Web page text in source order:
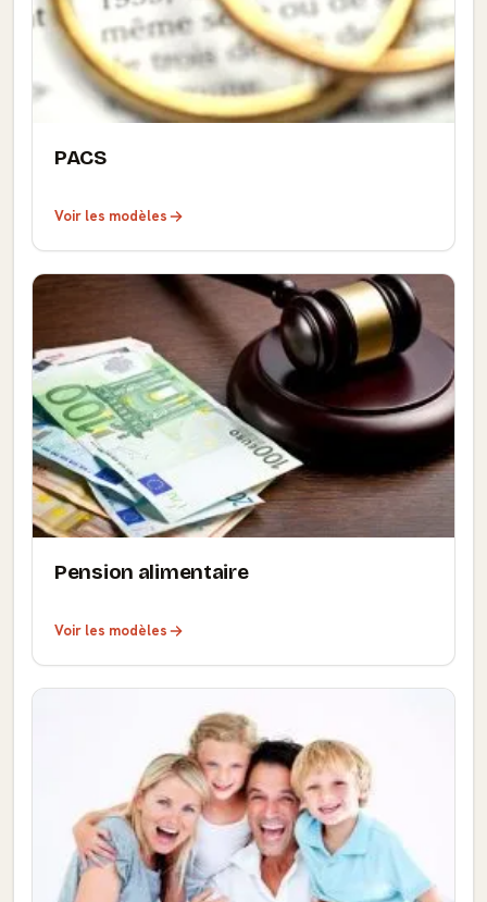
PACS
Voir les modèles
Pension alimentaire
Voir les modèles